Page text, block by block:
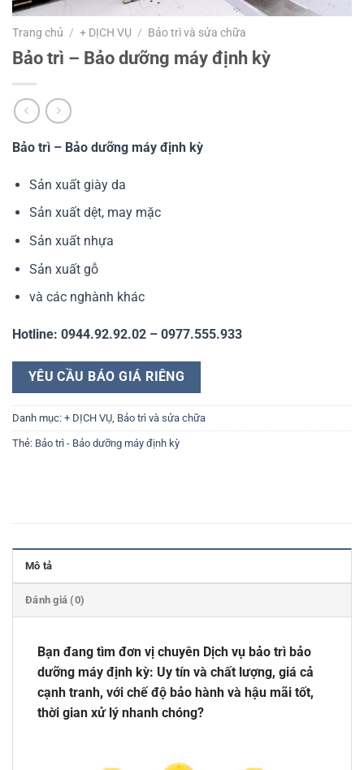
Trang chủ / + DỊCH VỤ / Bảo trì và sửa chữa
Bảo trì – Bảo dưỡng máy định kỳ
Bảo trì – Bảo dưỡng máy định kỳ
Sản xuất giày da
Sản xuất dệt, may mặc
Sản xuất nhựa
Sản xuất gỗ
và các nghành khác
Hotline: 0944.92.92.02 – 0977.555.933
YÊU CẦU BÁO GIÁ RIÊNG
Danh mục: + DỊCH VỤ, Bảo trì và sửa chữa
Thẻ: Bảo trì - Bảo dưỡng máy định kỳ
Mô tả
Đánh giá (0)
Bạn đang tìm đơn vị chuyên Dịch vụ bảo trì bảo
dưỡng máy định kỳ: Uy tín và chất lượng, giá cả
cạnh tranh, với chế độ bảo hành và hậu mãi tốt,
thời gian xử lý nhanh chóng?